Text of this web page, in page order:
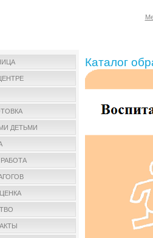
ДЕТЬМИ
Каталог